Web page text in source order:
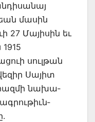
մասին
27 Մայիսին եւ
սուլթան
Սայիտ
նախա­